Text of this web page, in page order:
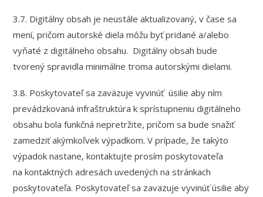
3.7. Digitálny obsah je neustále aktualizovaný, v čase sa
mení, pričom autorské diela môžu byť pridané a/alebo
vyňaté z digitálneho obsahu. Digitálny obsah bude
tvorený spravidla minimálne troma autorskými dielami.
3.8. Poskytovateľ sa zaväzuje vyvinúť úsilie aby ním
prevádzkovaná infraštruktúra k sprístupneniu digitálneho
obsahu bola funkčná nepretržite, pričom sa bude snažiť
zamedziť akýmkoľvek výpadkom. V prípade, že takýto
výpadok nastane, kontaktujte prosím poskytovateľa
na kontaktných adresách uvedených na stránkach
poskytovateľa. Poskytovateľ sa zaväzuje vyvinúť úsilie aby